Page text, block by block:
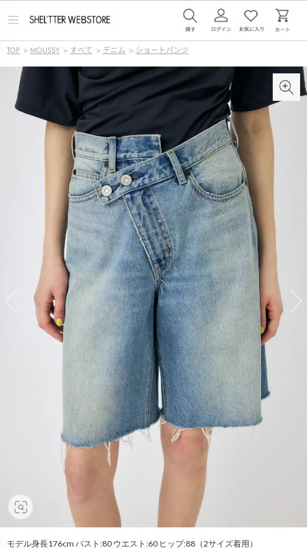
メ
ー
を
TOP > MOUSSY > すべて > デニム > ショートパンツ
モデル身長176cm バスト:80 ウエスト:60 ヒップ:88（2サイズ着用）